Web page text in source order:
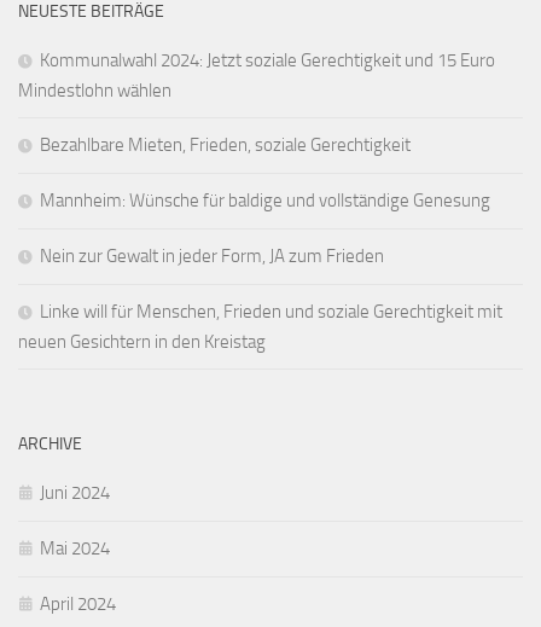
NEUESTE BEITRÄGE
Kommunalwahl 2024: Jetzt soziale Gerechtigkeit und 15 Euro
Mindestlohn wählen
Bezahlbare Mieten, Frieden, soziale Gerechtigkeit
Mannheim: Wünsche für baldige und vollständige Genesung
Nein zur Gewalt in jeder Form, JA zum Frieden
Linke will für Menschen, Frieden und soziale Gerechtigkeit mit
neuen Gesichtern in den Kreistag
ARCHIVE
Juni 2024
Mai 2024
April 2024